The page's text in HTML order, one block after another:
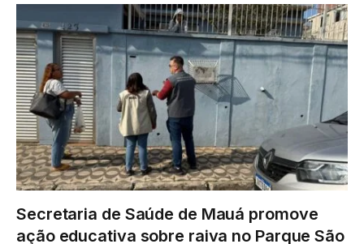
Secretaria de Saúde de Mauá promove
ação educativa sobre raiva no Parque São